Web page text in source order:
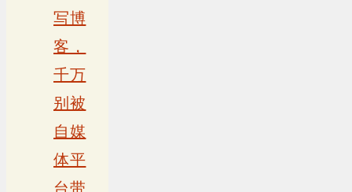
写博
客，
千万
别被
自媒
体平
台带